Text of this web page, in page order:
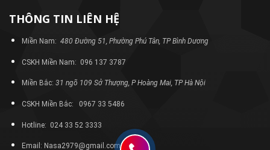
THÔNG TIN LIÊN HỆ
Miền Nam: 480 Đường 51, Phường Phú Tân, TP Bình Dương
CSKH Miền Nam: 096 137 3787
Miền Bắc: 31 ngõ 109 Sở Thượng, P Hoàng Mai, TP Hà Nội
CSKH Miền Bắc: 0967 33 5486
Hotline: 024 33 52 3333
Email: Nasa2979@gmail.com